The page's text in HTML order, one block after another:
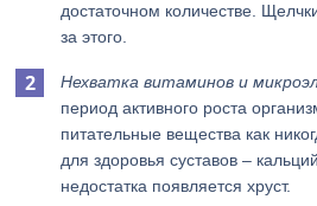
достаточном количестве.
за этого.
Нехватка витаминов и
период активного роста
питательные вещества как
для здоровья суставов –
недостатка появляется хруст.